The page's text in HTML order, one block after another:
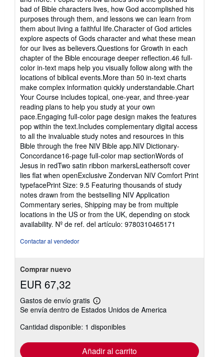
bad of Bible characters lives, how God accomplished his
purposes through them, and lessons we can learn from
them about living a faithful life.Character of God articles
explore aspects of Gods character and what these mean
for our lives as believers.Questions for Growth in each
chapter of the Bible encourage deeper reflection.46 full-
color in-text maps help you visually follow along with the
locations of biblical events.More than 50 in-text charts
make complex information quickly understandable.Chart
Your Course includes topical, one-year, and three-year
reading plans to help you study at your own
pace.Engaging full-color page design makes the features
pop within the text.Includes complementary digital access
to all the invaluable study notes and resources in this
Bible through the free NIV Bible app.NIV Dictionary-
Concordance16-page full-color map sectionWords of
Jesus in redTwo satin ribbon markersLeathersoft cover
lies flat when openExclusive Zondervan NIV Comfort Print
typefacePrint Size: 9.5 Featuring thousands of study
notes drawn from the bestselling NIV Application
Commentary series, Shipping may be from multiple
locations in the US or from the UK, depending on stock
availability. Nº de ref. del artículo: 9780310465171
Contactar al vendedor
Comprar nuevo
EUR 67,32
Gastos de envío gratis
Más
información
las
tarifas
envío
Se envía dentro de Estados Unidos de America
Cantidad disponible: 1 disponibles
Añadir al carrito